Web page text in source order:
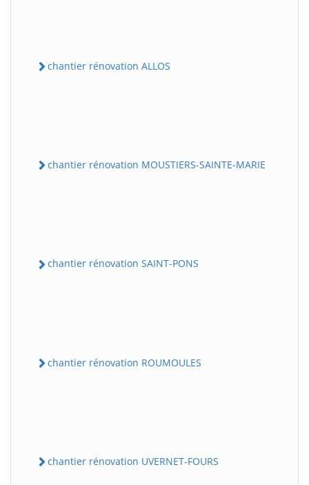
chantier rénovation ALLOS
chantier rénovation MOUSTIERS-SAINTE-MARIE
chantier rénovation SAINT-PONS
chantier rénovation ROUMOULES
chantier rénovation UVERNET-FOURS